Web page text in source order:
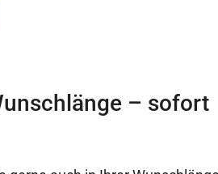
– sofort